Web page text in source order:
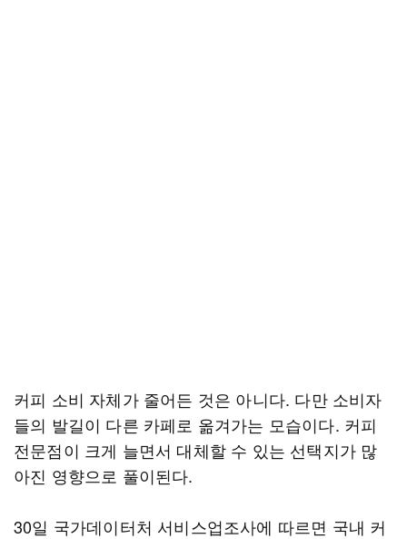
커피 소비 자체가 줄어든 것은 아니다. 다만 소비자
들의 발길이 다른 카페로 옮겨가는 모습이다. 커피
전문점이 크게 늘면서 대체할 수 있는 선택지가 많
아진 영향으로 풀이된다.
30일 국가데이터처 서비스업조사에 따르면 국내 커